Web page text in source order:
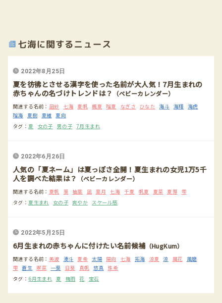
七海に関するニュース
2022年8月25日
夏を彷彿とさせる漢字を使った名前が大人気！7月生まれの
赤ちゃんの名づけトレンドは？
（ベビーカレンダー）
関連する名前： 凪紗 七海 夏帆 楓夏 瑠夏 なぎさ ひなた 海斗 海翔 海虎
瑠海 夏樹 夏維 夏向
タグ：夏 女の子 男の子 7月生まれ
2022年6月26日
人気の「夏ネーム」は夏っぽさ全開！夏生まれの女児1万5千
人を調べた結果は？
（ベビーカレンダー）
関連する名前： 夏帆 葵 柚葉 凪 葉月 七海 千夏 帆夏 夏菜 夏芽 雫
タグ：夏生まれ 女の子 爽やか スケール感
2022年5月25日
6月生まれの赤ちゃんに付けたい名前候補（HugKum）
関連する名前： 美波 湊斗 夏希 太陽 陽向 七海 拓海 涼夏 涼 風花
風磨
雫 蒼生 翠菜 一葵 日葵 真帆 悠真 珠希
タグ： 6月生まれ 夏 梅雨 花 宝石